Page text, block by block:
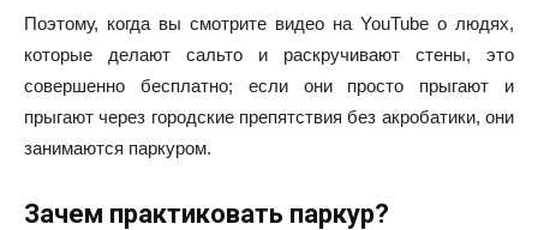
Поэтому, когда вы смотрите видео на YouTube о людях,
которые делают сальто и раскручивают стены, это
совершенно бесплатно; если они просто прыгают и
прыгают через городские препятствия без акробатики, они
занимаются паркуром.
Зачем практиковать паркур?